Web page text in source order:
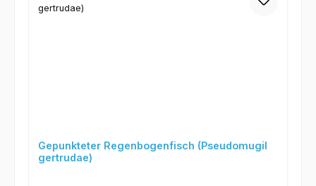
Gepunkteter Regenbogenfisch (Pseudomugil
gertrudae)